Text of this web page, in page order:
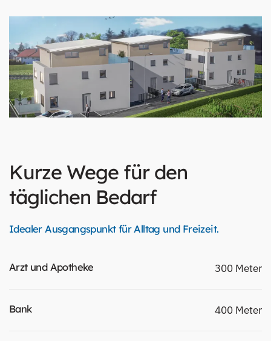
Kurze Wege für den
täglichen Bedarf
Idealer Ausgangspunkt für Alltag und Freizeit.
Arzt und Apotheke 300 Meter
Bank 400 Meter